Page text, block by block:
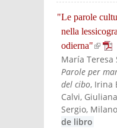
"Le parole
nella
odierna"(link is
María Teresa
Parole per
del cibo, Irina
Calvi,
Sergio,
de libro